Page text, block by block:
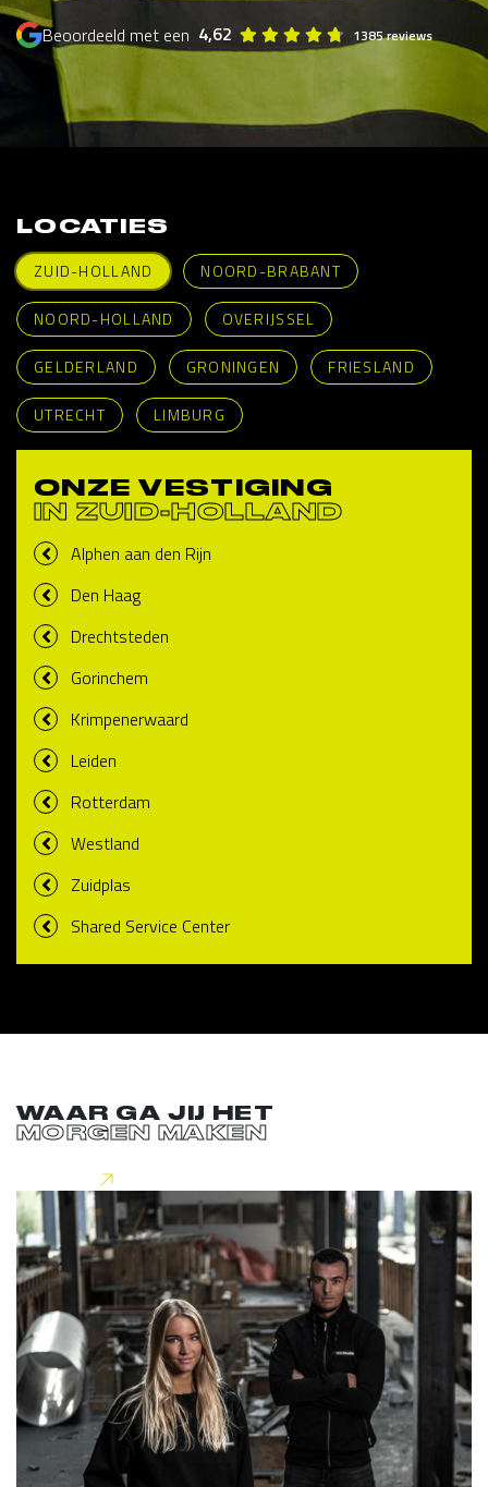
Beoordeeld met een 4,62 1385 reviews
LOCATIES
ZUID-HOLLAND
NOORD-BRABANT
NOORD-HOLLAND OVERIJSSEL
GELDERLAND GRONINGEN FRIESLAND
UTRECHT LIMBURG
ONZE VESTIGING
IN ZUID-HOLLAND
Alphen aan den Rijn
Den Haag
Drechtsteden
Gorinchem
Krimpenerwaard
Leiden
Rotterdam
Westland
Zuidplas
Shared Service Center
WAAR GA JIJ HET
MORGEN MAKEN